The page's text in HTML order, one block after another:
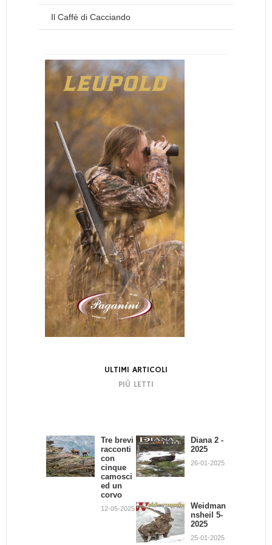
Il Caffè di Cacciando
ULTIMI ARTICOLI
PIÙ LETTI
Tre brevi
racconti
con
cinque
camosci
ed un
corvo
12-05-2025
Diana 2 -
2025
26-01-2025
Weidman
nsheil 5-
2025
25-01-2025
Bando di
Concors
o:
Scrivend
o e
Cacciand
o
30-09-2013
La
dignità
Cacciator
Giovanni
Battista